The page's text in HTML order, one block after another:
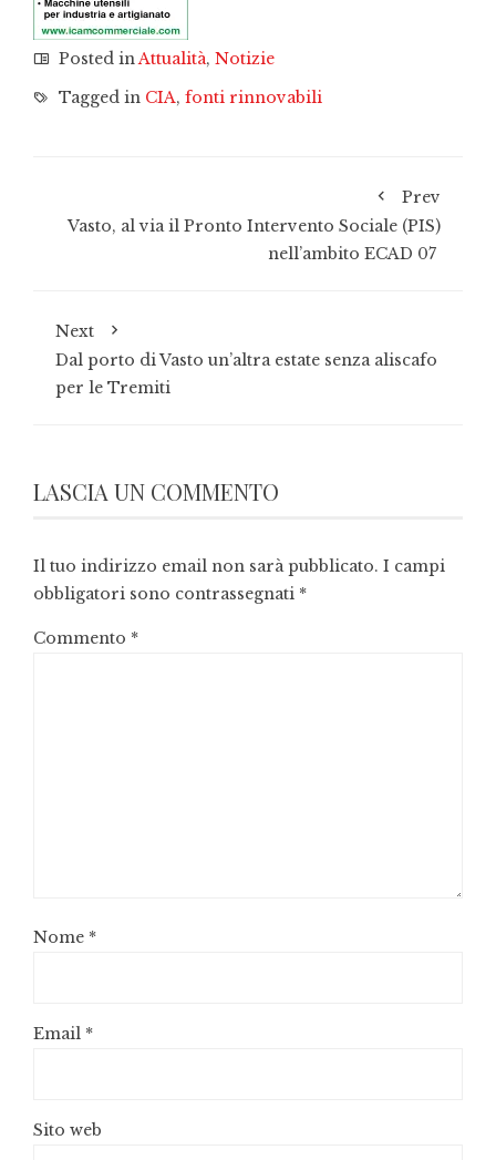
Posted inAttualità, Notizie
Tagged in CIA, fonti rinnovabili
Prev
Vasto, al via il Pronto Intervento Sociale (PIS)
nell’ambito ECAD 07
Next
Dal porto di Vasto un’altra estate senza aliscafo
per le Tremiti
LASCIA UN COMMENTO
Il tuo indirizzo email non sarà pubblicato. I campi
obbligatori sono contrassegnati *
Commento *
Nome *
Email *
Sito web